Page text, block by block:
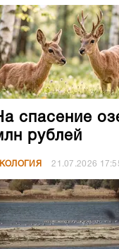
спасение
рублей
21.07.2026